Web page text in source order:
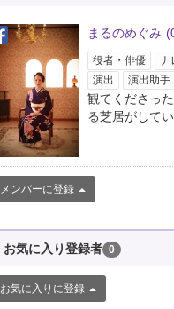
まるのめぐみ
役者・俳優 ナ
演出
演出助手
観てくださっ
る芝居がして
メンバーに登録
お気に入り登録者 0
お気に入りに登録